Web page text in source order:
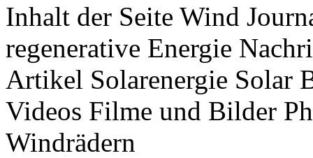
Inhalt der Seite Wind
regenerative Energie
Artikel Solarenergie Solar
Videos Filme und Bilder
Windrädern